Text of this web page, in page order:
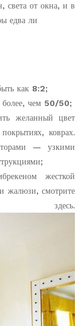
света от окна, и в
едва ли
как 8:2;
чем 50/50;
желанный цвет
коврах.
— узкими
жесткой
жалюзи, смотрите